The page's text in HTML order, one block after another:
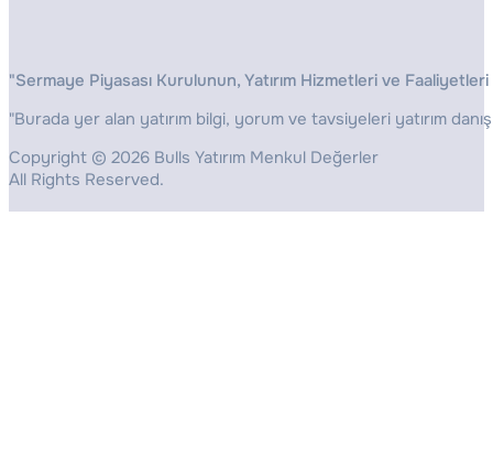
"Sermaye Piyasası Kurulunun, Yatırım Hizmetleri ve
"Burada yer alan yatırım bilgi, yorum ve tavsiyeleri yatırım
Copyright © 2026 Bulls Yatırım Menkul Değerler
All Rights Reserved.